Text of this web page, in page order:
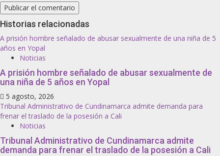
Historias relacionadas
A prisión hombre señalado de abusar sexualmente de una niña de 5
años en Yopal
Noticias
A prisión hombre señalado de abusar sexualmente de
una niña de 5 años en Yopal
5 agosto, 2026
Tribunal Administrativo de Cundinamarca admite demanda para
frenar el traslado de la posesión a Cali
Noticias
Tribunal Administrativo de Cundinamarca admite
demanda para frenar el traslado de la posesión a Cali